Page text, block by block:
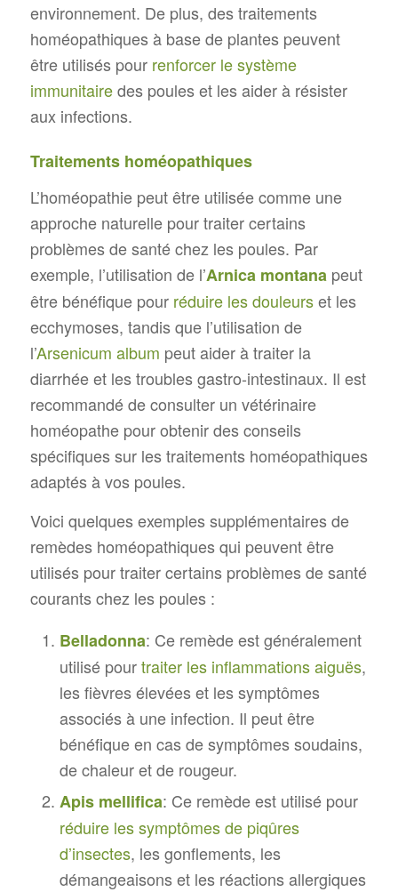
environnement. De plus, des traitements
homéopathiques à base de plantes peuvent
être utilisés pour renforcer le système
immunitairedes poules et les aider à résister
aux infections.
Traitements homéopathiques
L’homéopathie peut être utilisée comme une
approche naturelle pour traiter certains
problèmes de santé chez les poules. Par
exemple, l’utilisation de l’Arnica montana peut
être bénéfique pour réduire les douleurset les
ecchymoses, tandis que l’utilisation de
l’Arsenicum album peut aider à traiter la
diarrhée et les troubles gastro-intestinaux. Il est
recommandé de consulter un vétérinaire
homéopathe pour obtenir des conseils
spécifiques sur les traitements homéopathiques
adaptés à vos poules.
Voici quelques exemples supplémentaires de
remèdes homéopathiques qui peuvent être
utilisés pour traiter certains problèmes de santé
courants chez les poules :
Belladonna: Ce remède est généralement
utilisé pourtraiter les inflammations aiguës,
les fièvres élevées et les symptômes
associés à une infection. Il peut être
bénéfique en cas de symptômes soudains,
de chaleur et de rougeur.
Apis mellifica: Ce remède est utilisé pour
réduire les symptômes de piqûres
d’insectes, les gonflements, les
démangeaisons et les réactions allergiques